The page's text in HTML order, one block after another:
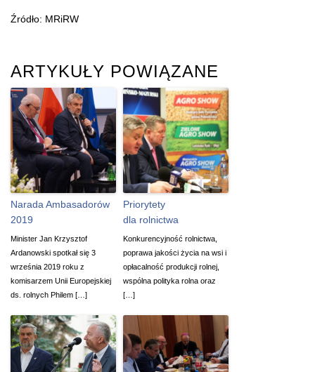
Źródło: MRiRW
ARTYKUŁY POWIĄZANE
Narada Ambasadorów
2019
Minister Jan Krzysztof
Ardanowski spotkał się 3
września 2019 roku z
komisarzem Unii Europejskiej
ds. rolnych Philem […]
Priorytety
dla rolnictwa
Konkurencyjność rolnictwa,
poprawa jakości życia na wsi i
opłacalność produkcji rolnej,
wspólna polityka rolna oraz
[…]